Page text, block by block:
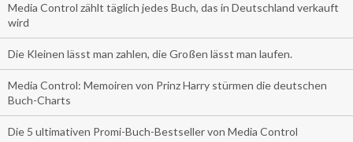
Media Control zählt täglich jedes Buch, das in Deutschland verkauft
wird
Die Kleinen lässt man zahlen, die Großen lässt man laufen.
Media Control: Memoiren von Prinz Harry stürmen die deutschen
Buch-Charts
Die 5 ultimativen Promi-Buch-Bestseller von Media Control